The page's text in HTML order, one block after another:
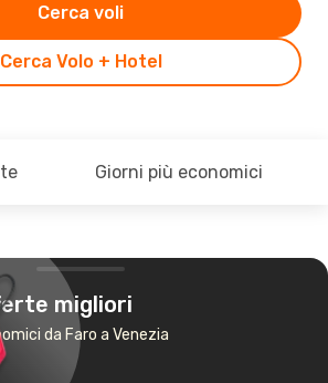
Cerca Volo + Hotel
Cerca voli
Giorni più economici
migliori
da Faro a Venezia